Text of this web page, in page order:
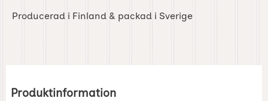
Producerad i Finland & packad i Sverige
Produktinformation